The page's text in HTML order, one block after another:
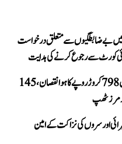
بے ضابطگیوں سے متعلق درخواست
کورٹ سے رجوع کرنے کی ہدایت
ہماچل پردیش: مانسون میں 798 کروڑ روپے کا ہوا نقصان، 145
اور سروں کی نزاکت کے امین